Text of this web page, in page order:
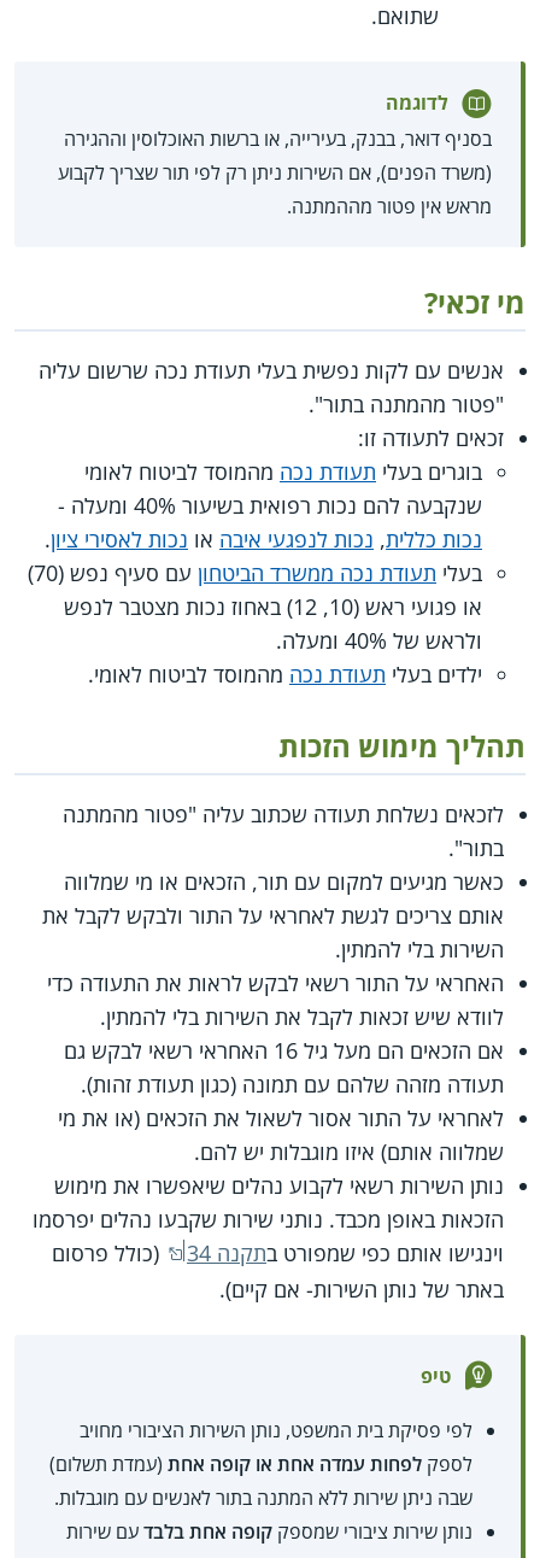
שתואם.
לדוגמה
בסניף דואר, בבנק, בעירייה, או ברשות האוכלוסין וההגירה
(משרד הפנים), אם השירות ניתן רק לפי תור שצריך לקבוע
מראש אין פטור מההמתנה.
מי זכאי?
אנשים עם לקות נפשית בעלי תעודת נכה שרשום עליה
"פטור מהמתנה בתור".
זכאים לתעודה זו:
בוגרים בעלי תעודת נכה מהמוסד לביטוח לאומי
שנקבעה להם נכות רפואית בשיעור 40% ומעלה -
נכות כללית, נכות לנפגעי איבה או נכות לאסירי ציון.
בעלי תעודת נכה ממשרד הביטחון
עם סעיף נפש (70)
או פגועי ראש (10, 12) באחוז נכות מצטבר לנפש
ולראש של 40% ומעלה.
ילדים בעלי תעודת נכה מהמוסד לביטוח לאומי.
תהליך מימוש הזכות
לזכאים נשלחת תעודה שכתוב עליה "פטור מהמתנה
בתור".
כאשר מגיעים למקום עם תור, הזכאים או מי שמלווה
אותם צריכים לגשת לאחראי על התור ולבקש לקבל את
השירות בלי להמתין.
האחראי על התור רשאי לבקש לראות את התעודה כדי
לוודא שיש זכאות לקבל את השירות בלי להמתין.
אם הזכאים הם מעל גיל 16 האחראי רשאי לבקש גם
תעודה מזהה שלהם עם תמונה (כגון תעודת זהות).
לאחראי על התור אסור לשאול את הזכאים (או את מי
שמלווה אותם) איזו מוגבלות יש להם.
נותן השירות רשאי לקבוע נהלים שיאפשרו את מימוש
הזכאות באופן מכבד. נותני שירות שקבעו נהלים יפרסמו
וינגישו אותם כפי שמפורט בתקנה 34
(כולל פרסום
באתר של נותן השירות- אם קיים).
טיפ
לפי פסיקת בית המשפט, נותן השירות הציבורי מחויב
לספק לפחות עמדה אחת או קופה אחת (עמדת תשלום)
שבה ניתן שירות ללא המתנה בתור לאנשים עם מוגבלות.
נותן שירות ציבורי שמספק קופה אחת בלבדעם שירות